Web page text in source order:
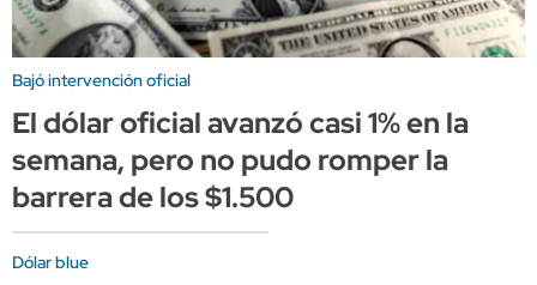
Bajó intervención oficial
El dólar oficial avanzó casi 1% en la
semana, pero no pudo romper la
barrera de los $1.500
Dólar blue